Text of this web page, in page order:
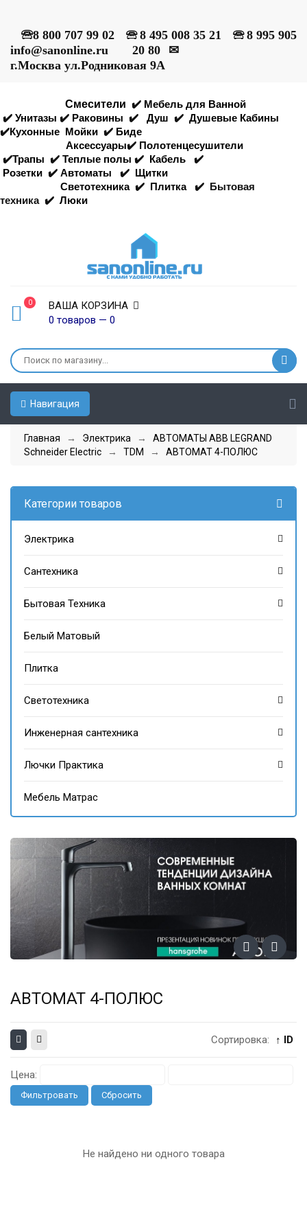
🕾8 800 707 99 02 🕾 8 495 008 35 21 🕾 8 995 905
20 80
✉
info@sanonline.ru
г.Москва ул.Родниковая 9А
Смесители ✔️ Мебель для Ванной
✔️ Унитазы ✔️ Раковины ✔️ Душ ✔️ Душевые Кабины
✔️Кухонные Мойки ✔️ Биде
Аксессуары✔️ Полотенцесушители
✔️Трапы ✔️ Теплые полы ✔️ Кабель
✔️
Розетки ✔️ Автоматы ✔️ Щитки
Светотехника ✔️ Плитка ✔️ Бытовая
техника ✔️ Люки
0
ВАША КОРЗИНА
0 товаров — 0
Навигация
Главная → Электрика → АВТОМАТЫ ABB LEGRAND
Schneider Electric
→ TDM → АВТОМАТ 4-ПОЛЮС
Категории товаров
Электрика
Сантехника
Бытовая Техника
Белый Матовый
Плитка
Светотехника
Инженерная сантехника
Лючки Практика
Мебель Матрас
АВТОМАТ 4-ПОЛЮС
Сортировка: ↑ ID
Цена:
Фильтровать Сбросить
Не найдено ни одного товара